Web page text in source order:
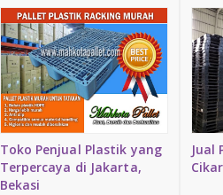
Toko Penjual Plastik yang
Terpercaya di Jakarta,
Bekasi
Jual